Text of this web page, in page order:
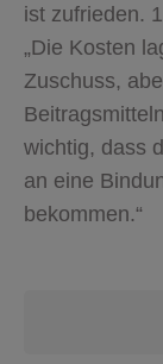
ist zufrieden.
„Die Kosten
Zuschuss,
wichtig, dass
an eine
bekommen.“